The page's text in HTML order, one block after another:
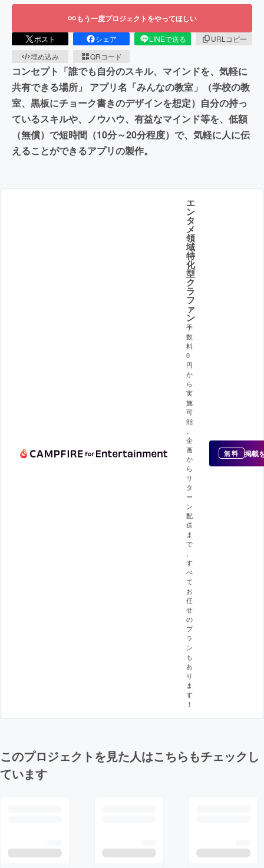
もう一度プロジェクトをやってほしい
ポスト シェア LINEで送る
URLコピー
埋め込み
QRコード
コンセプト「誰でも自分のスキル、マインドを、気軽に
共有できる場所」 アプリ名「みんなの教室」（学校の教
室、黒板にチョーク書きのデザインを想定）自分の持っ
ているスキルや、ノウハウ、有益なマインド等を、低額
（無償）で短時間（10分～20分程度）で、気軽に人に伝
えることができるアプリの製作。
エ
ン
タ
メ
領
域
特
化
型
ク
ラ
フ
ァ
ン
手
数
料
0
円
か
ら
実
施
可
能
企
画
か
ら
リ
タ
ー
ン
配
送
ま
で
す
べ
て
お
任
せ
の
プ
ラ
ン
も
あ
り
ま
す
！
無料 掲載
このプロジェクトを見た人はこちらもチェックし
ています